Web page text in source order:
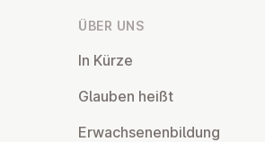
ÜBER UNS
In Kürze
Glauben heißt
Er­wach­se­nen­bil­dung